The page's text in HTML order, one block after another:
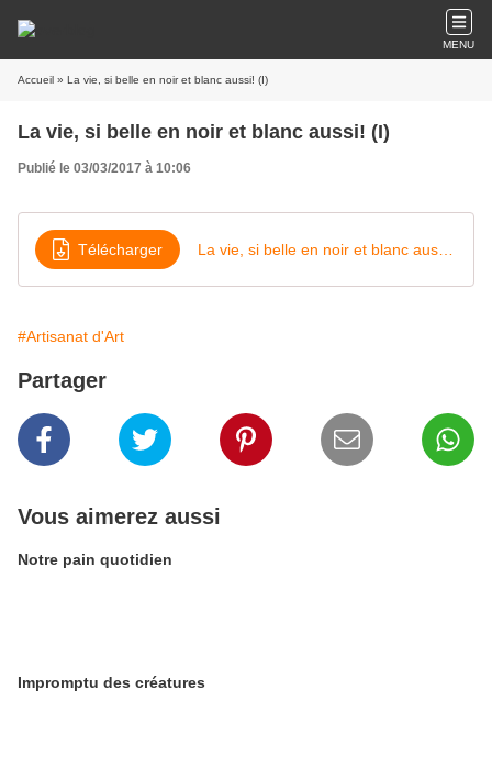
MENU
Accueil » La vie, si belle en noir et blanc aussi! (I)
La vie, si belle en noir et blanc aussi! (I)
Publié le 03/03/2017 à 10:06
Télécharger
#Artisanat d'Art
Partager
Vous aimerez aussi
Notre pain quotidien
Impromptu des créatures